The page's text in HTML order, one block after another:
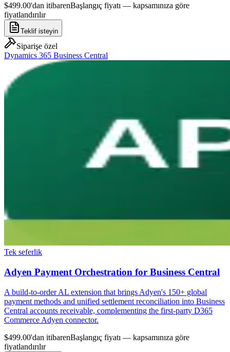
$499.00'dan itibarenBaşlangıç fiyatı — kapsamınıza göre
fiyatlandırılır
Teklif isteyin
Siparişe özel
Dynamics 365 Business Central
Tek seferlik
Adyen Payment Orchestration for Business Central
A build-to-order AL extension that brings Adyen's 150+ global
payment methods and unified settlement reconciliation into Business
Central accounts receivable, complementing the first-party D365
Commerce Adyen connector.
$499.00'dan itibarenBaşlangıç fiyatı — kapsamınıza göre
fiyatlandırılır